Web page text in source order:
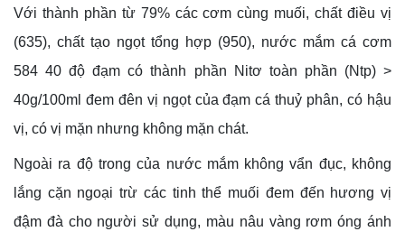
Với thành phần từ 79% các cơm cùng muối, chất điều vị
(635), chất tạo ngọt tổng hợp (950), nước mắm cá cơm
584 40 độ đạm có thành phần Nitơ toàn phần (Ntp) >
40g/100ml đem đên vị ngọt của đạm cá thuỷ phân, có hậu
vị, có vị mặn nhưng không mặn chát.
Ngoài ra độ trong của nước mắm không vẩn đục, không
lắng cặn ngoại trừ các tinh thể muối đem đến hương vị
đậm đà cho người sử dụng, màu nâu vàng rơm óng ánh